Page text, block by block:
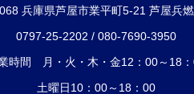
兵庫県芦屋市業平町5-21 芦屋兵
0797-25-2202 / 080-7690-3950
時間 月・火・木・金12：00～18
土曜日10：00～18：00